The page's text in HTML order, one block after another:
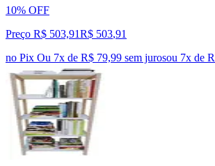
10% OFF
Preço R$ 503,91R$ 503,91
no Pix Ou 7x de R$ 79,99 sem jurosou 7x de